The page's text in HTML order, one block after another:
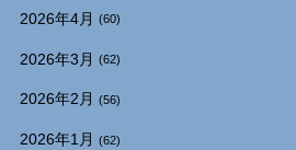
2026年4月 (60)
2026年3月 (62)
2026年2月 (56)
2026年1月 (62)